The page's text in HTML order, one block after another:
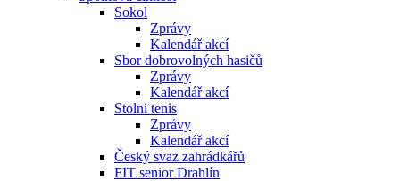
Sokol
Zprávy
Kalendář akcí
Sbor dobrovolných hasičů
Zprávy
Kalendář akcí
Stolní tenis
Zprávy
Kalendář akcí
Český svaz zahrádkářů
FIT senior Drahlín